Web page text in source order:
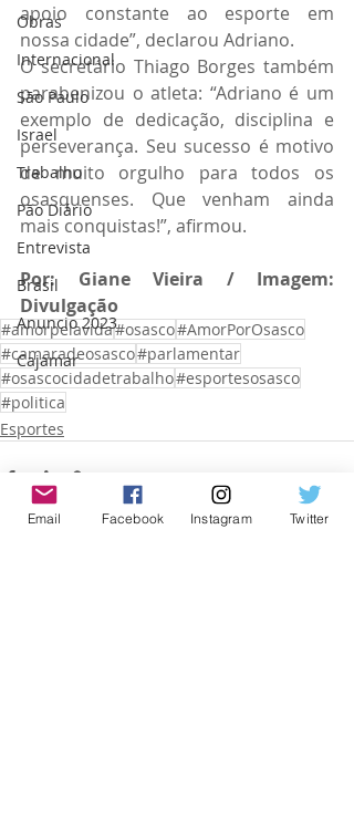
Obras
Internacional
São Paulo
Israel
Trabalho
Pão Diário
Entrevista
Brasil
Anuncio 2023
Cajamar
apoio constante ao esporte em
nossa cidade”, declarou Adriano.
O secretário Thiago Borges também
parabenizou o atleta: “Adriano é um
exemplo de dedicação, disciplina e
perseverança. Seu sucesso é motivo
de muito orgulho para todos os
osasquenses. Que venham ainda
mais conquistas!”, afirmou.
Por: Giane Vieira / Imagem:
Divulgação
#amorpelavida#osasco#AmorPorOsasco
#camaradeosasco#parlamentar
#osascocidadetrabalho#esportesosasco
#politica
Esportes
Email Facebook Instagram Twitter